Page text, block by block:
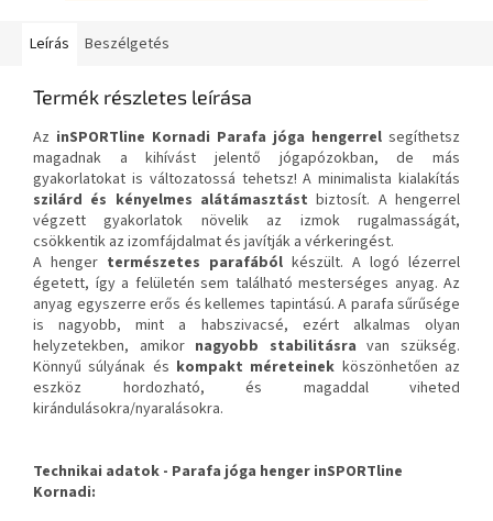
Leírás Beszélgetés
Termék részletes leírása
Az inSPORTline Kornadi Parafa jóga hengerrel segíthetsz
magadnak a kihívást jelentő jógapózokban, de más
gyakorlatokat is változatossá tehetsz! A minimalista kialakítás
szilárd és kényelmes alátámasztást biztosít. A hengerrel
végzett gyakorlatok növelik az izmok rugalmasságát,
csökkentik az izomfájdalmat és javítják a vérkeringést.
A henger természetes parafából készült. A logó lézerrel
égetett, így a felületén sem található mesterséges anyag. Az
anyag egyszerre erős és kellemes tapintású. A parafa sűrűsége
is nagyobb, mint a habszivacsé, ezért alkalmas olyan
helyzetekben, amikornagyobb stabilitásra van szükség.
Könnyű súlyának és kompakt méreteinek köszönhetően az
eszköz hordozható, és magaddal viheted
kirándulásokra/nyaralásokra.
Technikai adatok - Parafa jóga henger inSPORTline
Kornadi: